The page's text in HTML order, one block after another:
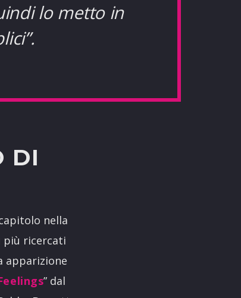
lo metto in
DI
nella
più ricercati
apparizione
” dal